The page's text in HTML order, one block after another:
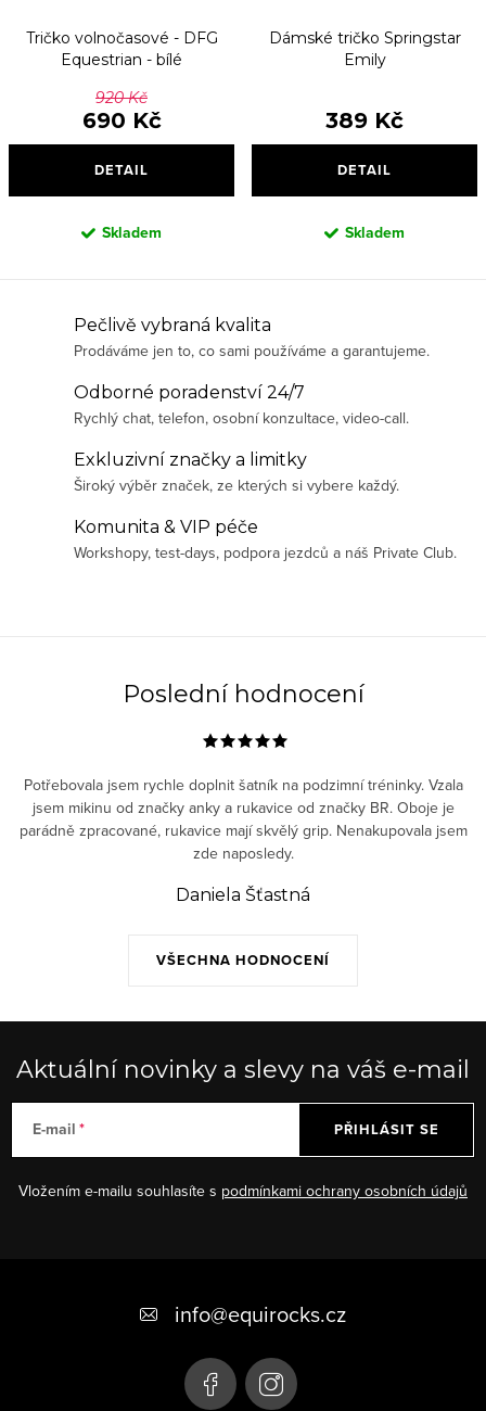
Tričko volnočasové - DFG
Equestrian - bílé
920 Kč
690 Kč
DETAIL
Skladem
Dámské tričko Springstar
Emily
389 Kč
DETAIL
Skladem
u
Pečlivě vybraná kvalita
Prodáváme jen to, co sami používáme a garantujeme.
Odborné poradenství 24/7
Rychlý chat, telefon, osobní konzultace, video-call.
Exkluzivní značky a limitky
Široký výběr značek, ze kterých si vybere každý.
Komunita & VIP péče
Workshopy, test-days, podpora jezdců a náš Private Club.
Poslední hodnocení
VŠECHNA HODNOCENÍ
Potřebovala jsem rychle doplnit šatník na podzimní tréninky. Vzala
jsem mikinu od značky anky a rukavice od značky BR. Oboje je
parádně zpracované, rukavice mají skvělý grip. Nenakupovala jsem
zde naposledy.
Daniela Šťastná
Aktuální novinky a slevy na váš e-mail
E-mail
Vložením e-mailu souhlasíte s podmínkami ochrany osobních údajů
PŘIHLÁSIT SE
info@equirocks.cz